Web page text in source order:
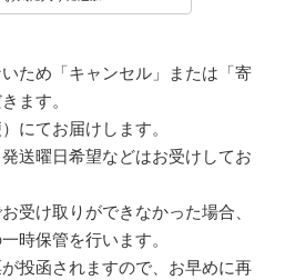
ため「キャンセル」または「寄
ます。
にてお届けします。
送曜日希望などはお受けしてお
受け取りができなかった場合、
時保管を行います。
投函されますので、お早めに再